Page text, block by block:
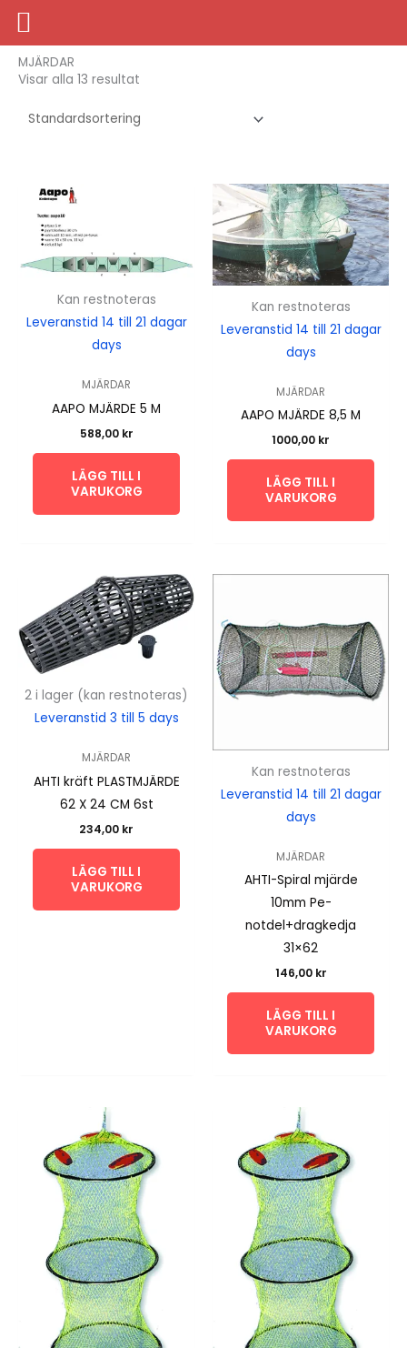
Hoppa
innehåll
Hem
MJÄRDAR
Visar alla 13 resultat
Kan restnoteras
Leveranstid 14 till 21 dagar
days
MJÄRDAR
AAPO MJÄRDE 5 M
588,00 kr
LÄGG TILL I
VARUKORG
Kan restnoteras
Leveranstid 14 till 21 dagar
days
MJÄRDAR
AAPO MJÄRDE 8,5 M
1000,00 kr
LÄGG TILL I
VARUKORG
2 i lager (kan restnoteras)
Leveranstid 3 till 5 days
MJÄRDAR
AHTI kräft PLASTMJÄRDE
62 X 24 CM 6st
234,00 kr
LÄGG TILL I
VARUKORG
Kan restnoteras
Leveranstid 14 till 21 dagar
days
MJÄRDAR
AHTI-Spiral mjärde
10mm Pe-
notdel+dragkedja
31×62
146,00 kr
LÄGG TILL I
VARUKORG